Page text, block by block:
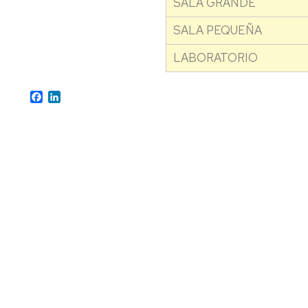
FIN
DE
GRADO
FACULTAD
DE
SALA PEQUEÑA
LABORATORIO
Facebook